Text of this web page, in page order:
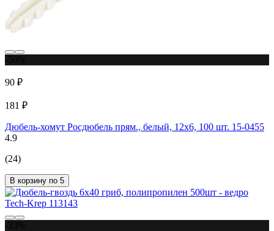
90 ₽
181 ₽
Дюбель-хомут Росдюбель прям., белый, 12x6, 100 шт. 15-0455
4.9
(24)
В корзину по 5